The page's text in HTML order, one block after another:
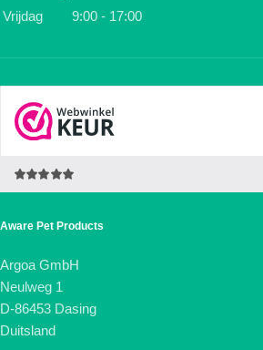
Vrijdag
9:00 - 17:00
Aware Pet Products
Argoa GmbH
Neulweg 1
D-86453 Dasing
Duitsland